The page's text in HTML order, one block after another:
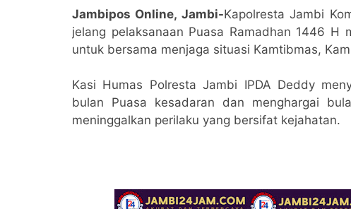
Jambipos Online, Jambi-Kapolresta Jambi
jelang pelaksanaan Puasa Ramadhan 1446 H
untuk bersama menjaga situasi Kamtibmas,
Kasi Humas Polresta Jambi IPDA Deddy
bulan Puasa kesadaran dan menghargai
meninggalkan perilaku yang bersifat kejahatan.